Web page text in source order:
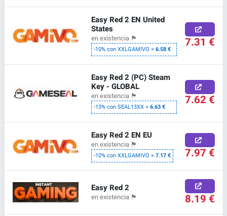
Easy Red 2 EN United
States
en existencia 🏴
-10% con XXLGAMIVO =6.58 € 7.31 €
Easy Red 2 (PC) Steam
Key - GLOBAL
en existencia 🏴
-13% con SEAL13XX =6.63 € 7.62 €
Easy Red 2 EN EU
en existencia 🏴
-10% con XXLGAMIVO =7.17 € 7.97 €
Easy Red 2
en existencia 🏴 8.19 €